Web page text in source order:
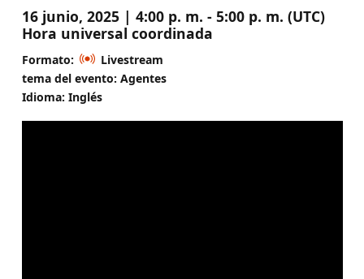
16 junio, 2025 | 4:00 p. m. - 5:00 p. m. (UTC)
Hora universal coordinada
Formato:
Livestream
tema del evento: Agentes
Idioma: Inglés